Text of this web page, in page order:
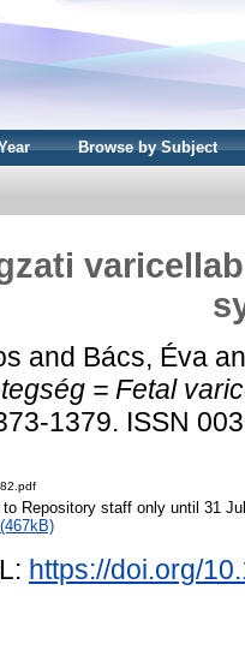
Browse by Subject
and Bács, Éva
= Fetal
1379. ISSN
to Repository staff only until 31
https://doi.org/